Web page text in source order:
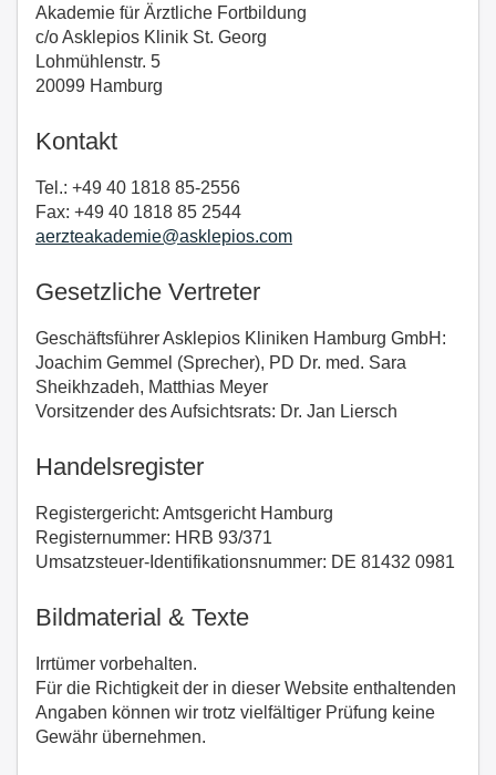
Akademie für Ärztliche Fortbildung
c/o Asklepios Klinik St. Georg
Lohmühlenstr. 5
20099 Hamburg
Kontakt
Tel.: +49 40 1818 85-2556
Fax: +49 40 1818 85 2544
aerzteakademie@asklepios.com
Gesetzliche Vertreter
Geschäftsführer Asklepios Kliniken Hamburg GmbH:
Joachim Gemmel (Sprecher), PD Dr. med. Sara
Sheikhzadeh, Matthias Meyer
Vorsitzender des Aufsichtsrats: Dr. Jan Liersch
Handelsregister
Registergericht: Amtsgericht Hamburg
Registernummer: HRB 93/371
Umsatzsteuer-Identifikationsnummer: DE 81432 0981
Bildmaterial & Texte
Irrtümer vorbehalten.
Für die Richtigkeit der in dieser Website enthaltenden
Angaben können wir trotz vielfältiger Prüfung keine
Gewähr übernehmen.